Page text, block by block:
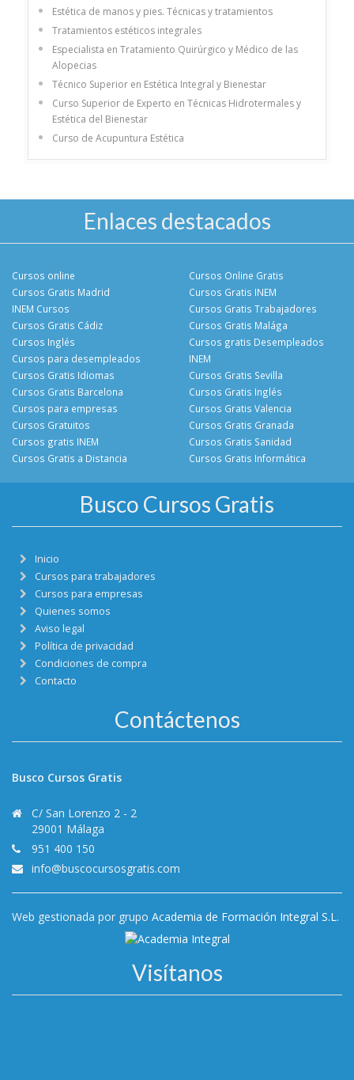
Estética de manos y pies. Técnicas y tratamientos
Tratamientos estéticos integrales
Especialista en Tratamiento Quirúrgico y Médico de las
Alopecias
Técnico Superior en Estética Integral y Bienestar
Curso Superior de Experto en Técnicas Hidrotermales y
Estética del Bienestar
Curso de Acupuntura Estética
Enlaces destacados
Cursos online
Cursos Gratis Madrid
INEM Cursos
Cursos Gratis Cádiz
Cursos Online Gratis
Cursos Gratis INEM
Cursos Gratis Trabajadores
Cursos Gratis Malága
Cursos Inglés
Cursos para desempleados
Cursos Gratis Idiomas
Cursos Gratis Barcelona
Cursos gratis Desempleados
INEM
Cursos Gratis Sevilla
Cursos Gratis Inglés
Cursos para empresas
Cursos Gratuitos
Cursos gratis INEM
Cursos Gratis a Distancia
Cursos Gratis Valencia
Cursos Gratis Granada
Cursos Gratis Sanidad
Cursos Gratis Informática
Busco Cursos Gratis
Inicio
Cursos para trabajadores
Cursos para empresas
Quienes somos
Aviso legal
Política de privacidad
Condiciones de compra
Contacto
Contáctenos
Busco Cursos Gratis
C/ San Lorenzo 2 - 2
29001 Málaga
951 400 150
info@buscocursosgratis.com
Web gestionada por grupo Academia de Formación Integral S.L.
Visítanos